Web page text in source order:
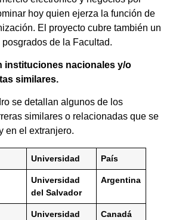
hoy quien ejerza la función de
El proyecto cubre también un
de la Facultad.
instituciones nacionales y/o
similares.
se detallan algunos de los
similares o relacionadas que se
en el extranjero.
Universidad País
Universidad
del Salvador
Argentina
Universidad Canadá